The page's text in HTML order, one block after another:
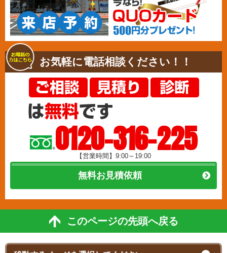
お気軽に電話相談ください！！
0120-316-225
【営業時間】9:00～19:00
無料お見積依頼
このページの先頭へ戻る